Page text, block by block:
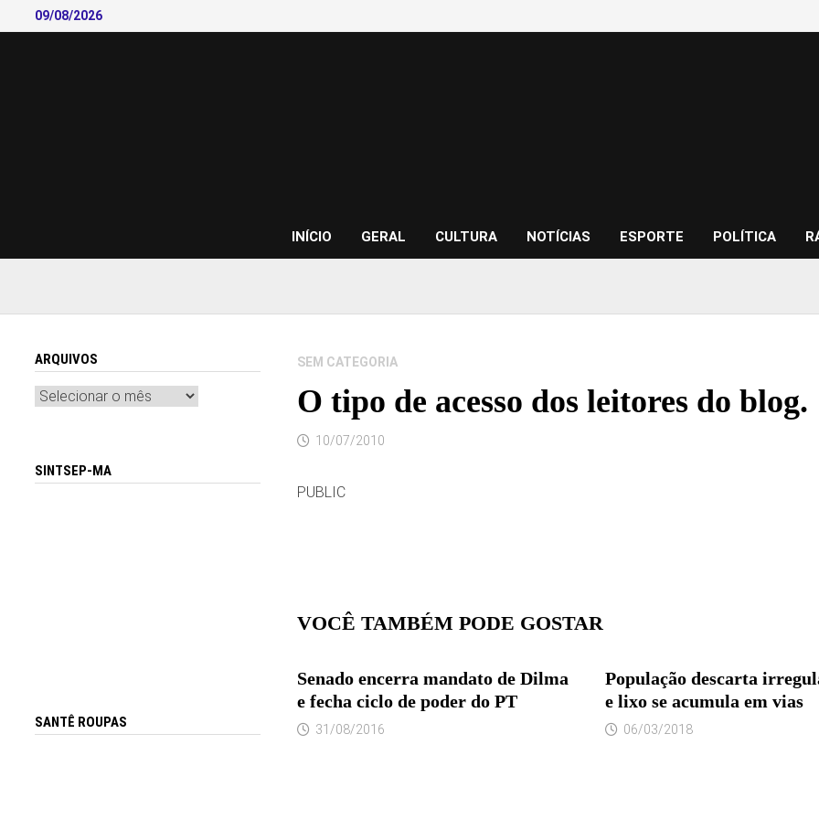
to
09/08/2026
INÍCIO GERAL CULTURA NOTÍCIAS ESPORTE POLÍTICA
SEM CATEGORIA
O tipo de acesso dos leitores do blog.
10/07/2010
PUBLIC
VOCÊ TAMBÉM PODE GOSTAR
Senado encerra mandato de Dilma
e fecha ciclo de poder do PT
31/08/2016
População descarta
e lixo se acumula em vias
06/03/2018
ARQUIVOS
Arquivos
SINTSEP-MA
SANTÊ ROUPAS